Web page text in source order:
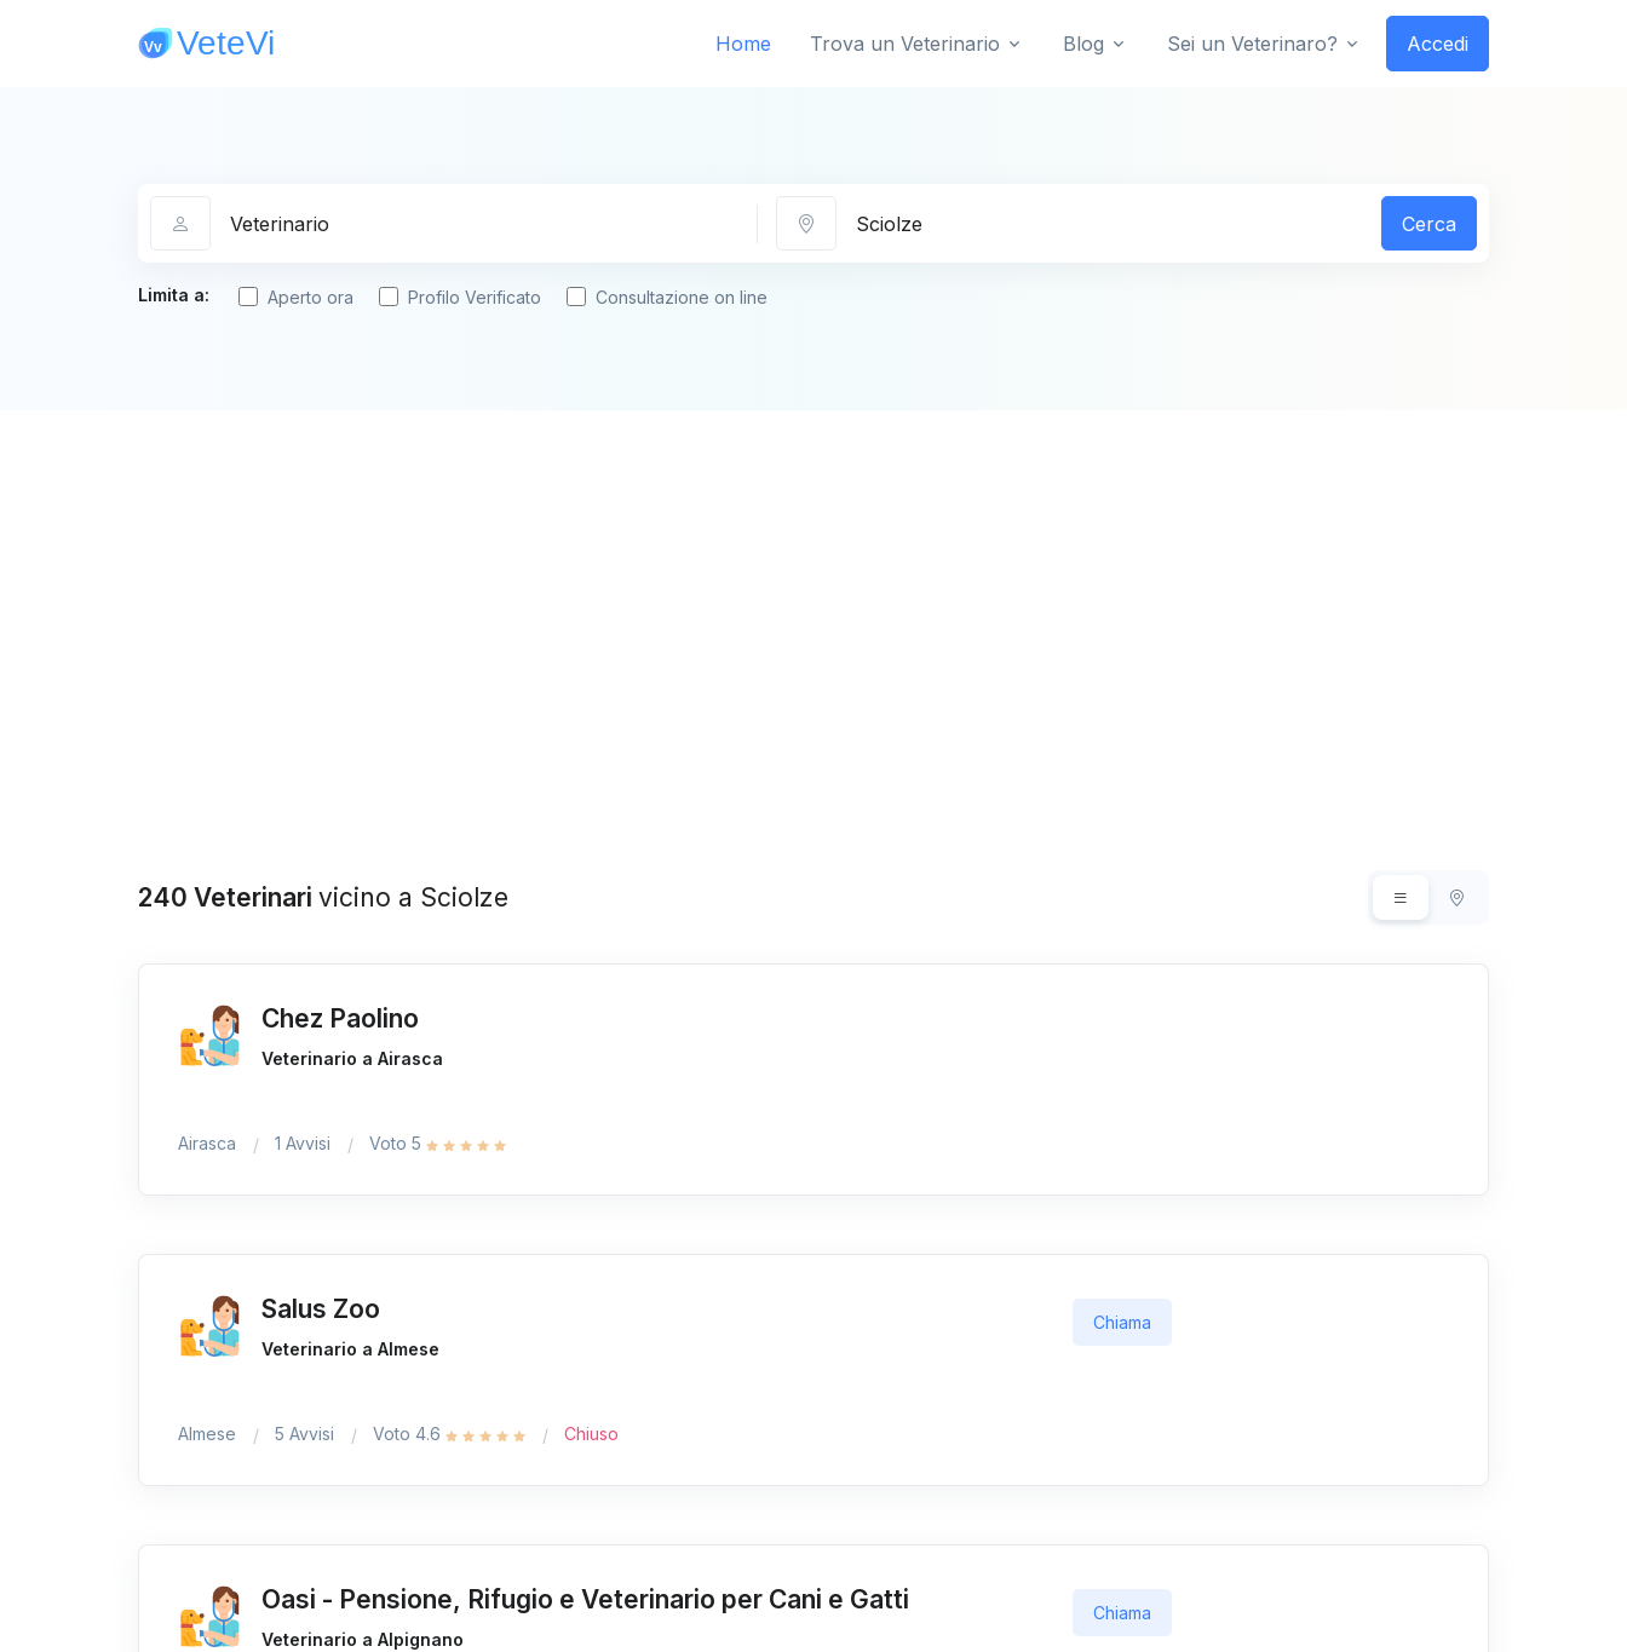
Home Trova un Veterinario Blog Sei un Veterinaro? Accedi
Cerca
Limita a: Aperto ora Profilo Verificato Consultazione on line
240 Veterinari vicino a Sciolze
Chez Paolino
Veterinario a Airasca
Airasca 1 Avvisi Voto 5
Salus Zoo
Veterinario a Almese
Chiama
Almese 5 Avvisi Voto 4.6 Chiuso
Oasi - Pensione, Rifugio e Veterinario per Cani e Gatti
Veterinario a Alpignano
Chiama